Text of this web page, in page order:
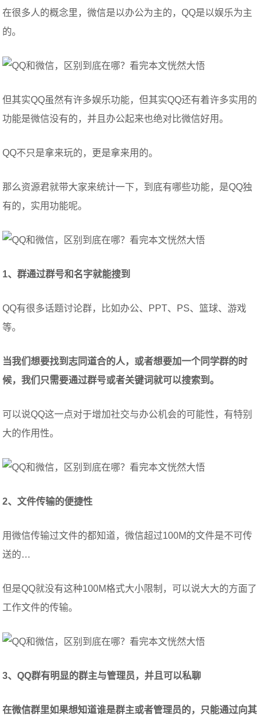
在很多人的概念里，微信是以办公为主的，QQ是以娱乐为主
的。
但其实QQ虽然有许多娱乐功能，但其实QQ还有着许多实用的
功能是微信没有的，并且办公起来也绝对比微信好用。
QQ不只是拿来玩的，更是拿来用的。
那么资源君就带大家来统计一下，到底有哪些功能，是QQ独
有的，实用功能呢。
1、群通过群号和名字就能搜到
QQ有很多话题讨论群，比如办公、PPT、PS、篮球、游戏
等。
当我们想要找到志同道合的人，或者想要加一个同学群的时
候，我们只需要通过群号或者关键词就可以搜索到。
可以说QQ这一点对于增加社交与办公机会的可能性，有特别
大的作用性。
2、文件传输的便捷性
用微信传输过文件的都知道，微信超过100M的文件是不可传
送的…
但是QQ就没有这种100M格式大小限制，可以说大大的方面了
工作文件的传输。
3、QQ群有明显的群主与管理员，并且可以私聊
在微信群里如果想知道谁是群主或者管理员的，只能通过向其